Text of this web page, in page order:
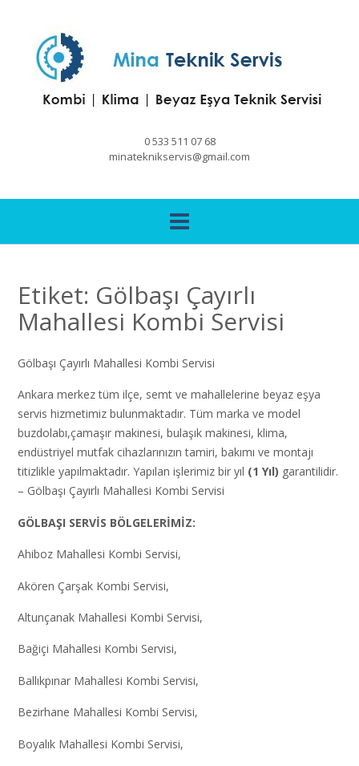
0 533 511 07 68
minateknikservis@gmail.com
Etiket: Gölbaşı Çayırlı
Mahallesi Kombi Servisi
Gölbaşı Çayırlı Mahallesi Kombi Servisi
Ankara merkez tüm ilçe, semt ve mahallelerine beyaz eşya
servis hizmetimiz bulunmaktadır. Tüm marka ve model
buzdolabı,çamaşır makinesi, bulaşık makinesi, klima,
endüstriyel mutfak cihazlarınızın tamiri, bakımı ve montajı
titizlikle yapılmaktadır. Yapılan işlerimiz bir yıl (1 Yıl) garantilidir.
– Gölbaşı Çayırlı Mahallesi Kombi Servisi
GÖLBAŞI SERVİS BÖLGELERİMİZ:
Ahiboz Mahallesi Kombi Servisi,
Akören Çarşak Kombi Servisi,
Altunçanak Mahallesi Kombi Servisi,
Bağiçi Mahallesi Kombi Servisi,
Ballıkpınar Mahallesi Kombi Servisi,
Bezirhane Mahallesi Kombi Servisi,
Boyalık Mahallesi Kombi Servisi,